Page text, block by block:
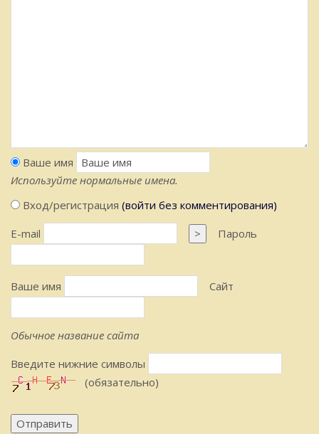
Ваше имя
Используйте нормальные имена.
Вход/регистрация (войти без комментирования)
E-mail
> Пароль
Ваше имя Сайт
Обычное название сайта
Введите нижние символы
(обязательно)
Отправить